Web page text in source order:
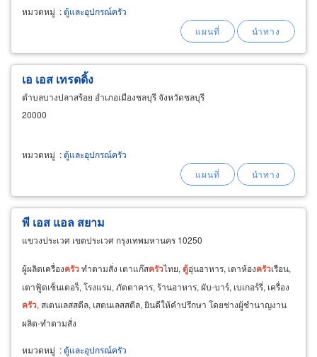
หมวดหมู่ :ตู้และอุปกรณ์ครัว
เอ เอส เทรดดิ้ง
ตำบลบางปลาสร้อย อำเภอเมืองชลบุรี จังหวัดชลบุรี
20000
หมวดหมู่ :ตู้และอุปกรณ์ครัว
พี เอส แอล สยาม
แขวงประเวศ เขตประเวศ กรุงเทพมหานคร 10250
ผู้ผลิตเครื่องครัวทำตามสั่ง เตาแก๊สครัวไทย, ตู้อุ่นอาหาร, เตาห้องครัวเรือน,
เตาฟู้ดเซ็นเตอร็, โรงแรม, ภัตตาคาร, ร้านอาหาร, ผับ-บาร์, เบเกอร์รี่, เครื่อง
ครัว, สเตนเลสสตีล, เสตนเลสสตีล, ยินดีให้คำปรึกษา โดยช่างผู้ชำนาญงาน
ผลิต-ทำตามสั่ง
หมวดหมู่ :ตู้และอุปกรณ์ครัว